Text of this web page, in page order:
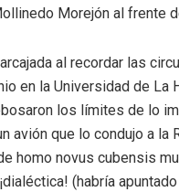
Morejón al frente
al recordar las
en la Universidad de La
los límites de lo
avión que lo condujo a la
homo novus cubensis
(habría